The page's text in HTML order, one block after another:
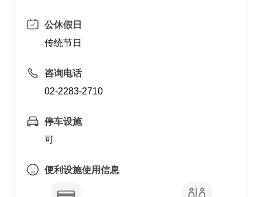
公休假日
传统节日
咨询电话
02-2283-2710
停车设施
可
便利设施使用信息